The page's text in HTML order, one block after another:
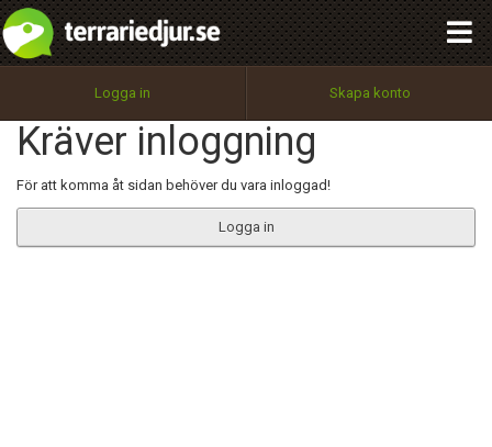
Logga in Skapa konto
Kräver inloggning
För att komma åt sidan behöver du vara inloggad!
Logga in
Utför
100%
OK
integritetspolicy
Namn:
Epost:
Begär nytt lösenord
Tillbaka till förstasidan